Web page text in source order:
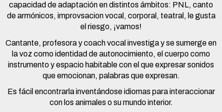
capacidad de adaptación en distintos ámbitos: PNL, canto
de armónicos, improvsacion vocal, corporal, teatral, le gusta
el riesgo, ¡vamos!
Cantante, profesora y coach vocal investiga y se sumerge en
la voz como identidad de autonocimiento, el cuerpo como
instrumento y espacio habitable con el que expresar sonidos
que emocionan, palabras que expresan.
Es fácil encontrarla inventándose idiomas para interaccionar
con los animales o su mundo interior.